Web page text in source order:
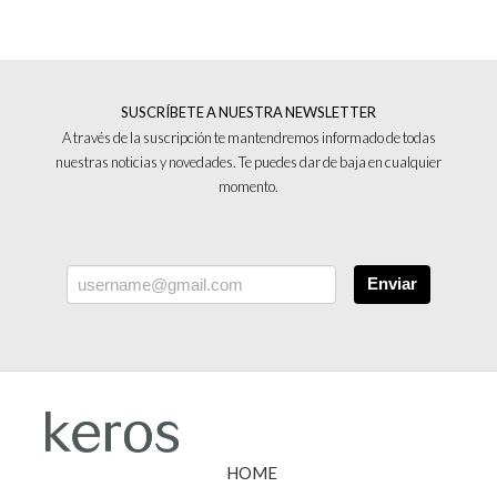
SUSCRÍBETE A NUESTRA NEWSLETTER
A través de la suscripción te mantendremos informado de todas
nuestras noticias y novedades. Te puedes dar de baja en cualquier
momento.
Enviar
HOME